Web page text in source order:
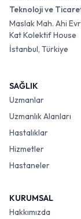
Teknoloji ve
Maslak Mah. Ahi
Kat Kolektif House
İstanbul, Türkiye
SAĞLIK
Uzmanlar
Uzmanlık Alanları
Hastalıklar
Hizmetler
Hastaneler
KURUMSAL
Hakkımızda